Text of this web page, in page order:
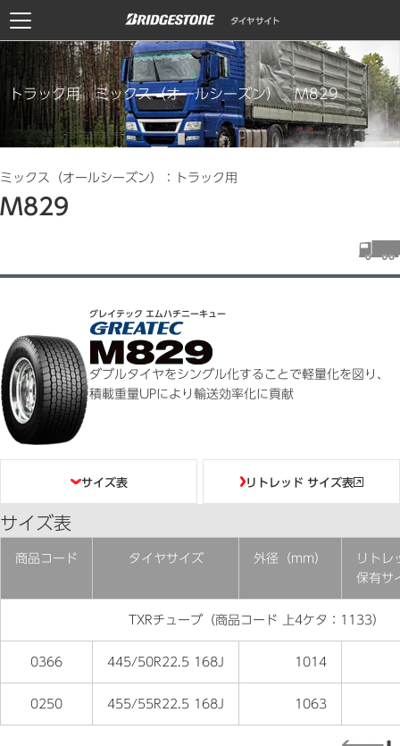
トラック用 ミックス（オールシーズン） M829
ミックス（オールシーズン）：トラック用
M829
グレイテック エムハチニーキュー
ダブルタイヤをシングル化することで軽量化を図り、
積載重量UPにより輸送効率化に貢献
サイズ表 リトレッド サイズ表
サイズ表
商品コード タイヤサイズ 外径（mm）
リトレ
保有サ
TXRチューブ（商品コード 上4ケタ：1133）
0366 445/50R22.5 168J 1014
0250 455/55R22.5 168J 1063